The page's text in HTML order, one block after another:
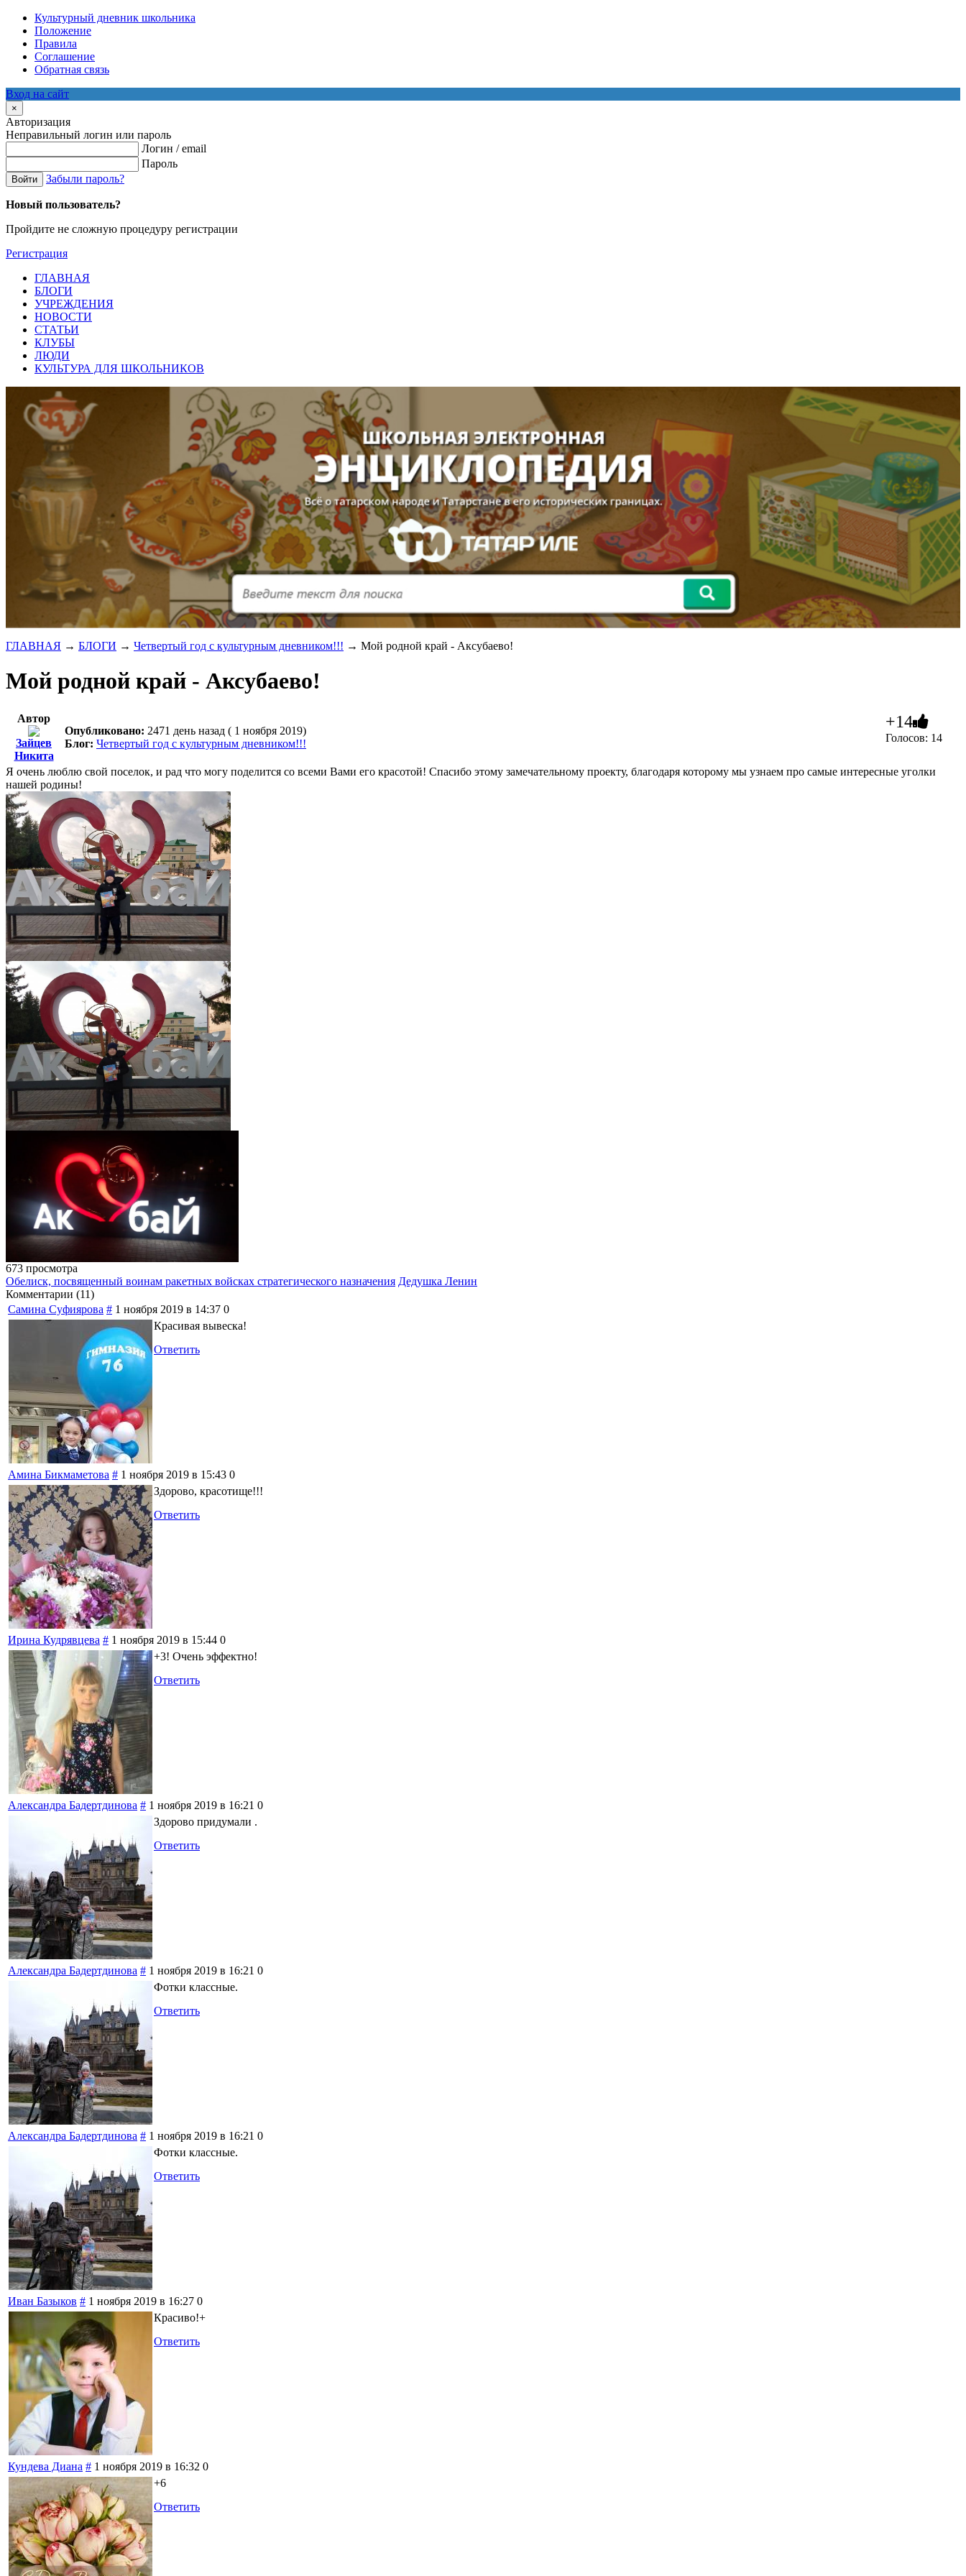
Культурный дневник школьника
Положение
Правила
Соглашение
Обратная связь
Вход на сайт
×
Авторизация
Неправильный логин или пароль
Логин / email
Пароль
Войти Забыли пароль?
Новый пользователь?
Пройдите не сложную процедуру регистрации
Регистрация
ГЛАВНАЯ
БЛОГИ
УЧРЕЖДЕНИЯ
НОВОСТИ
СТАТЬИ
КЛУБЫ
ЛЮДИ
КУЛЬТУРА ДЛЯ ШКОЛЬНИКОВ
ГЛАВНАЯ → БЛОГИ → Четвертый год с культурным дневником!!! → Мой родной край - Аксубаево!
Мой родной край - Аксубаево!
Автор
Зайцев
Никита
Опубликовано: 2471 день назад ( 1 ноября 2019)
Блог: Четвертый год с культурным дневником!!!
+14
Голосов: 14
Я очень люблю свой поселок, и рад что могу поделится со всеми Вами его красотой! Спасибо этому замечательному проекту, благодаря которому мы узнаем про самые интересные уголки
нашей родины!
673 просмотра
Обелиск, посвященный воинам ракетных войсках стратегического назначения Дедушка Ленин
Комментарии (11)
Самина Суфиярова # 1 ноября 2019 в 14:37 0
Красивая вывеска!
Ответить
Амина Бикмаметова # 1 ноября 2019 в 15:43 0
Здорово, красотище!!!
Ответить
Ирина Кудрявцева # 1 ноября 2019 в 15:44 0
+3! Очень эффектно!
Ответить
Александра Бадертдинова # 1 ноября 2019 в 16:21 0
Здорово придумали .
Ответить
Александра Бадертдинова # 1 ноября 2019 в 16:21 0
Фотки классные.
Ответить
Александра Бадертдинова # 1 ноября 2019 в 16:21 0
Фотки классные.
Ответить
Иван Базыков # 1 ноября 2019 в 16:27 0
Красиво!+
Ответить
Кундева Диана # 1 ноября 2019 в 16:32 0
+6
Ответить